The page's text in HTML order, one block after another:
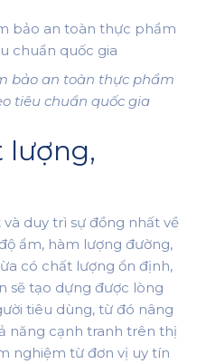
bảo an toàn thực phẩm
tiêu chuẩn quốc gia
lượng,
duy trì sự đồng nhất về
ẩm, hàm lượng đường,
có chất lượng ổn định,
sẽ tạo dựng được lòng
tiêu dùng, từ đó nâng
năng cạnh tranh trên thị
nghiệm từ đơn vị uy tín